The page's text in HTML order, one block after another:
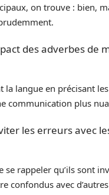
on trouve : bien,
des adverbes de
la langue en précisant
communication plus
les erreurs avec
se rappeler qu’ils sont
confondus avec